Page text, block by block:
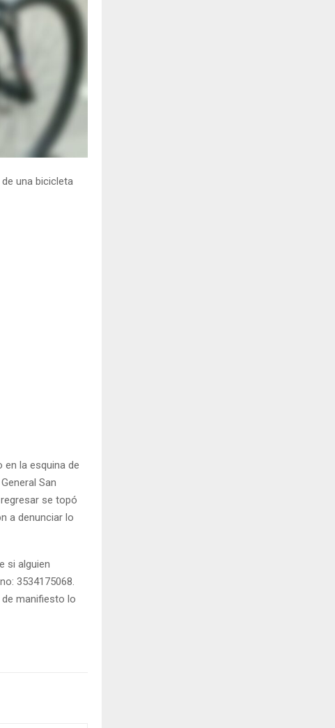
una bicicleta
la esquina de
San
se topó
a denunciar lo
si alguien
3534175068.
manifiesto lo